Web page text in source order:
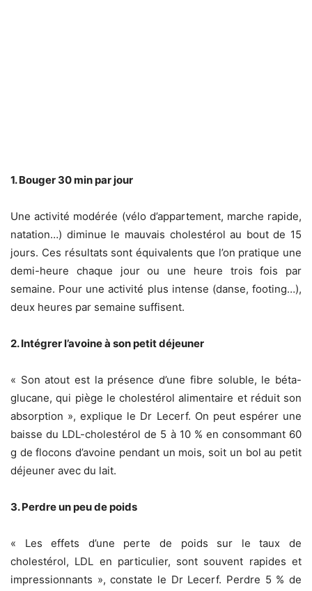
1. Bouger 30 min par jour
Une activité modérée (vélo d’appartement, marche rapide,
natation…) diminue le mauvais cholestérol au bout de 15
jours. Ces résultats sont équivalents que l’on pratique une
demi-heure chaque jour ou une heure trois fois par
semaine. Pour une activité plus intense (danse, footing…),
deux heures par semaine suffisent.
2. Intégrer l’avoine à son petit déjeuner
« Son atout est la présence d’une fibre soluble, le béta-
glucane, qui piège le cholestérol alimentaire et réduit son
absorption », explique le Dr Lecerf. On peut espérer une
baisse du LDL-cholestérol de 5 à 10 % en consommant 60
g de flocons d’avoine pendant un mois, soit un bol au petit
déjeuner avec du lait.
3. Perdre un peu de poids
« Les effets d’une perte de poids sur le taux de
cholestérol, LDL en particulier, sont souvent rapides et
impressionnants », constate le Dr Lecerf. Perdre 5 % de